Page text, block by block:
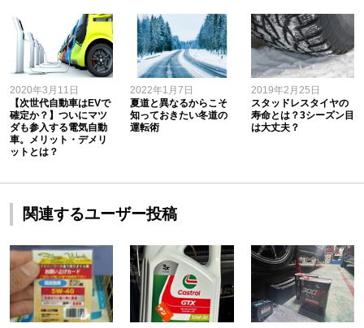
2020年3月11日
【次世代自動車はEVで
確定か？】ついにマツ
ダも参入する電気自動
車。メリット・デメリ
ットとは？
2022年1月7日
夏道と異なるからこそ
知っておきたい冬道の
運転術
2019年2月25日
スタッドレスタイヤの
寿命とは？3シーズン目
は大丈夫？
関連するユーザー投稿